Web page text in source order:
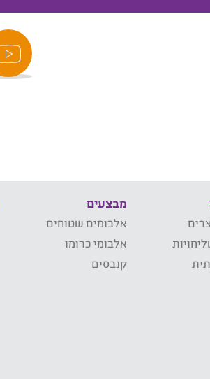
מבצעים
אלבומים שטוחים
אלבומי כרומו
קנבסים